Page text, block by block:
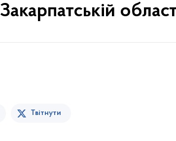
Закарпатській
Твітнути